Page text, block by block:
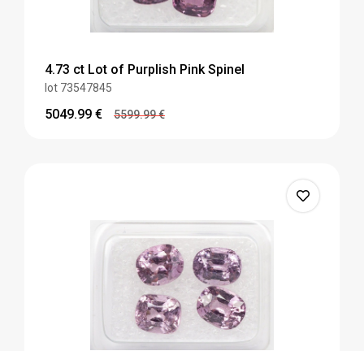
4.73 ct Lot of Purplish Pink Spinel
lot 73547845
5049.99 € 5599.99€